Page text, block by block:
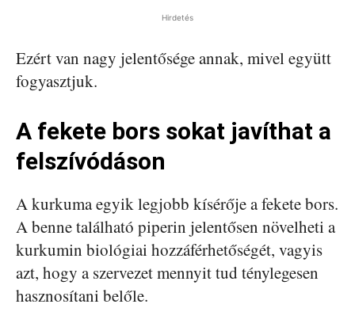
Hirdetés
Ezért van nagy jelentősége annak, mivel együtt
fogyasztjuk.
A fekete bors sokat javíthat a
felszívódáson
A kurkuma egyik legjobb kísérője a fekete bors.
A benne található piperin jelentősen növelheti a
kurkumin biológiai hozzáférhetőségét, vagyis
azt, hogy a szervezet mennyit tud ténylegesen
hasznosítani belőle.